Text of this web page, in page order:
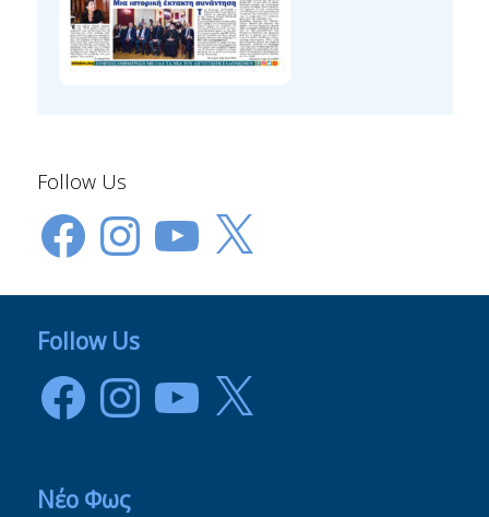
Follow Us
FacebookInstagramYouTube
X
Follow Us
FacebookInstagramYouTube
X
Νέο Φως